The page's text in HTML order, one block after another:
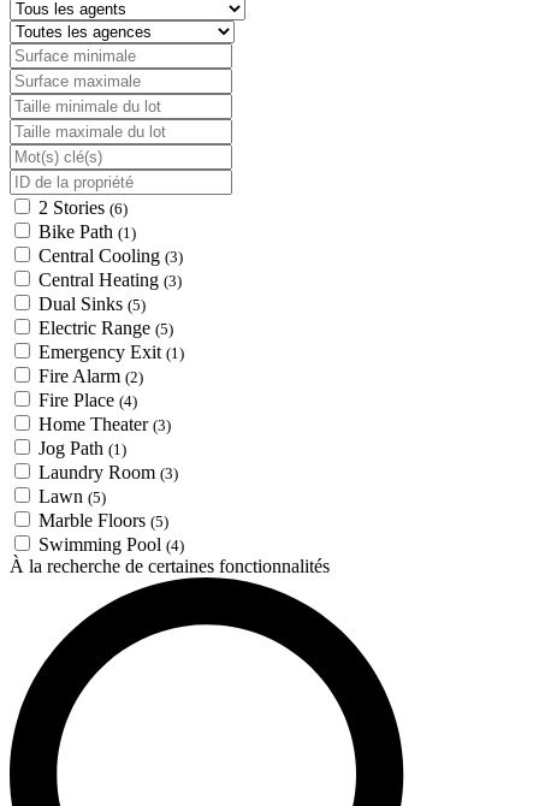
2 Stories (6)
Bike Path (1)
Central Cooling (3)
Central Heating (3)
Dual Sinks (5)
Electric Range (5)
Emergency Exit (1)
Fire Alarm (2)
Fire Place (4)
Home Theater (3)
Jog Path (1)
Laundry Room (3)
Lawn (5)
Marble Floors (5)
Swimming Pool (4)
À la recherche de certaines fonctionnalités